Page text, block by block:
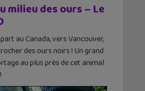
milieu des ours – Le
au Canada, vers Vancouver,
des ours noirs ! Un grand
au plus près de cet animal